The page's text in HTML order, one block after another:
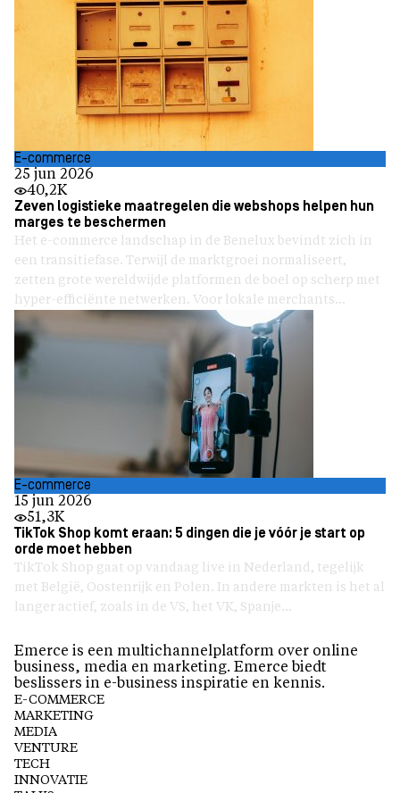
E-commerce
25 jun 2026
40,2K
Zeven logistieke maatregelen die webshops helpen hun
marges te beschermen
Het e-commerce landschap in de Benelux bevindt zich in
een transitiefase. Terwijl de marktgroei normaliseert,
zetten grote wereldwijde platformen de boel op scherp met
hyper-efficiënte netwerken. Voor lokale merchants...
E-commerce
15 jun 2026
51,3K
TikTok Shop komt eraan: 5 dingen die je vóór je start op
orde moet hebben
TikTok Shop gaat op vandaag live in Nederland, tegelijk
met België, Oostenrijk en Polen. In andere markten is het al
langer actief, zoals in de VS, het VK, Spanje...
Emerce is een multichannelplatform over online
business, media en marketing. Emerce biedt
beslissers in e-business inspiratie en kennis.
E-COMMERCE
MARKETING
MEDIA
VENTURE
TECH
INNOVATIE